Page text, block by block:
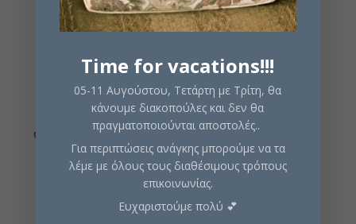
€58,00.είναι:
€52,00.
take the role of fantasy heroes, face challenges, and
make decisions that change the story along the way.
Σε απόθεμα
Προσθήκη στο καλάθι
Time for vacations!!!
05-11 Αυγούστου, Τετάρτη με Τρίτη, θα
κάνουμε διακοπούλες και δεν θα
πραγματοποιούνται αποστολές..
Για περιπτώσεις ανάγκης μπορούμε να τα
λέμε με όλους τους διαθέσιμους τρόπους
επικοινωνίας.
Ευχαριστούμε πολύ 💕